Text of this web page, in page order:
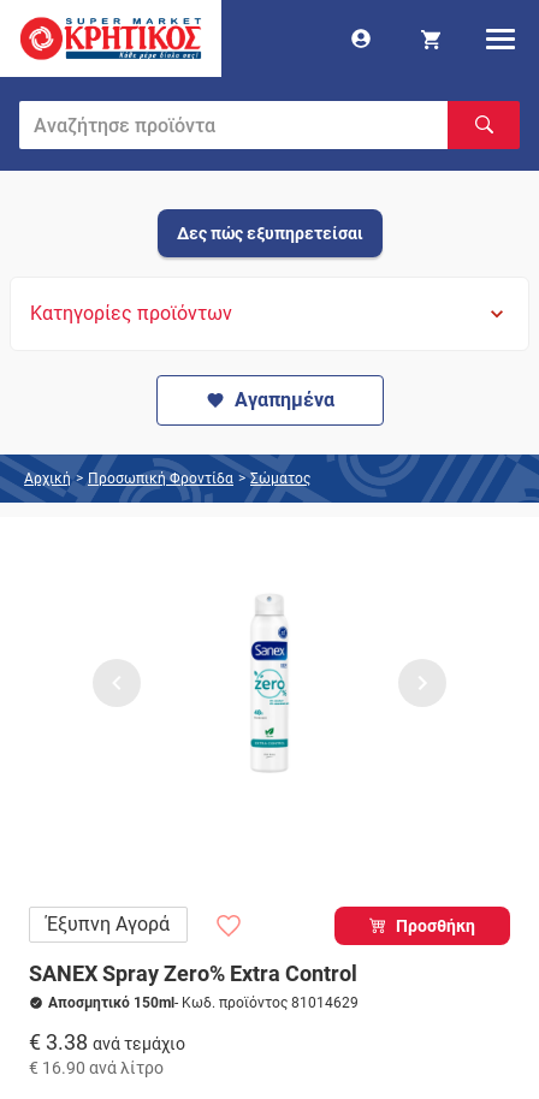
Δες πώς εξυπηρετείσαι
Κατηγορίες προϊόντων
Αγαπημένα
Αρχική > Προσωπική Φροντίδα > Σώματος
Έξυπνη Αγορά Προσθήκη
SANEX Spray Zero% Extra Control
Αποσμητικό 150ml - Κωδ. προϊόντος 81014629
€ 3.38 ανά τεμάχιο
€ 16.90 ανά λίτρο